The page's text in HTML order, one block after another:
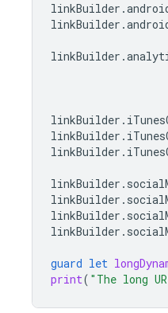
linkBuilder .
linkBuilder .
linkBuilder .
linkBuilder .
linkBuilder .
linkBuilder .
linkBuilder .
linkBuilder .
linkBuilder .
linkBuilder .
guard let
print( "The long